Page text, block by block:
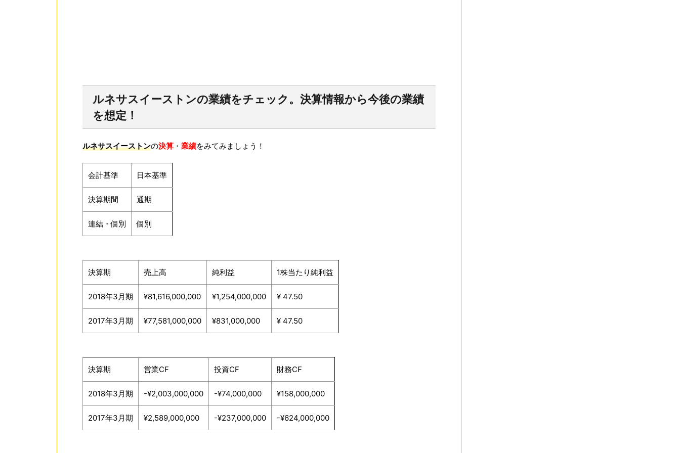
ルネサスイーストンの業績をチェック。決算情報から今後の業績
を想定！
ルネサスイーストンの決算 ・ 業績をみてみましょう！
会計基準 日本基準
決算期間 通期
連結・個別 個別
決算期 売上高 純利益 1株当たり純利益
2018年3月期 ¥81,616,000,000 ¥1,254,000,000 ¥ 47.50
2017年3月期 ¥77,581,000,000 ¥831,000,000 ¥ 47.50
決算期 営業CF 投資CF 財務CF
2018年3月期 -¥2,003,000,000 -¥74,000,000 ¥158,000,000
2017年3月期 ¥2,589,000,000 -¥237,000,000 -¥624,000,000